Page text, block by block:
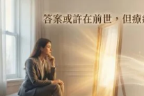
無
結
有